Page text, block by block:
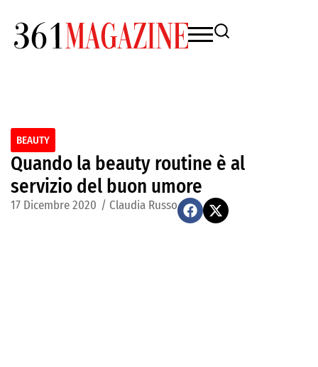
BEAUTY
Quando la beauty routine è al
servizio del buon umore
17 Dicembre 2020 / Claudia Russo